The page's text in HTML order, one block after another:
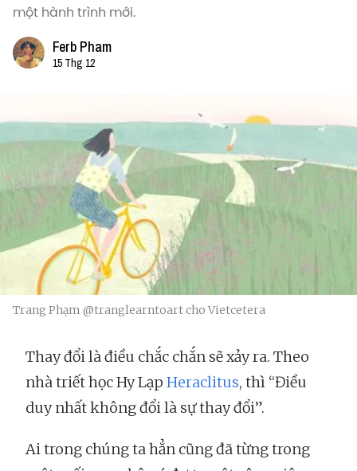
một hành trình mới.
Ferb Pham
15 Thg 12
Trang Phạm @tranglearntoart cho Vietcetera
Thay đổi là điều chắc chắn sẽ xảy ra. Theo
nhà triết học Hy Lạp Heraclitus, thì “Điều
duy nhất không đổi là sự thay đổi”.
Ai trong chúng ta hẳn cũng đã từng trong